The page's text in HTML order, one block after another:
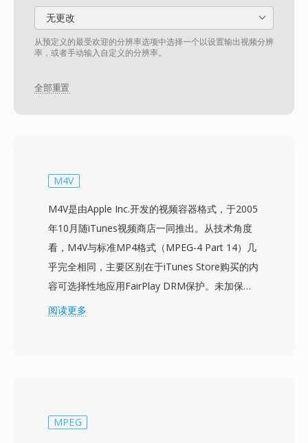
无更改
从预定义的最受欢迎的分辨率选项中选择一个以设置输出视频分辨
率，或者手动输入自定义的分辨率。
全部重置
M4V
M4V是由Apple Inc.开发的视频容器格式，于2005
年10月随iTunes视频商店一同推出。从技术角度
看，M4V与标准MP4格式（MPEG-4 Part 14）几
乎完全相同，主要区别在于iTunes Store购买的内
容可选择性地应用FairPlay DRM保护。未加保护
的M4V文件与任何支持MP4的播放器完全兼容，
受DRM保护的购买内容能被Apple设备和软件生态
阅读更多
MPEG